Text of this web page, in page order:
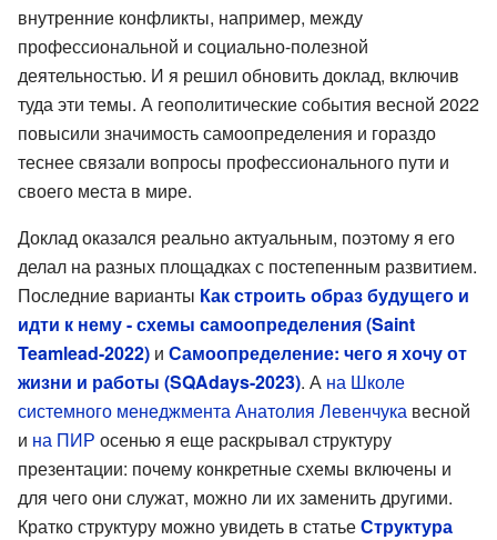
внутренние конфликты, например, между
профессиональной и социально-полезной
деятельностью. И я решил обновить доклад, включив
туда эти темы. А геополитические события весной 2022
повысили значимость самоопределения и гораздо
теснее связали вопросы профессионального пути и
своего места в мире.
Доклад оказался реально актуальным, поэтому я его
делал на разных площадках с постепенным развитием.
Последние варианты Как строить образ будущего и
идти к нему - схемы самоопределения (Saint
Teamlead-2022) и Самоопределение: чего я хочу от
жизни и работы (SQAdays-2023). А на Школе
системного менеджмента Анатолия Левенчука весной
и на ПИР осенью я еще раскрывал структуру
презентации: почему конкретные схемы включены и
для чего они служат, можно ли их заменить другими.
Кратко структуру можно увидеть в статьеСтруктура